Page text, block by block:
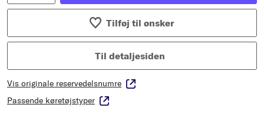
Tilføj til ønsker
Til detaljesiden
Vis originale reservedelsnumre
Passende køretøjstyper